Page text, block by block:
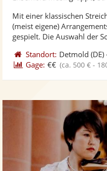
Mit einer klassischen
(meist eigene)
gespielt. Die Auswahl der
Standort: Detmold (DE)
Gage: €€ (ca. 500 € -